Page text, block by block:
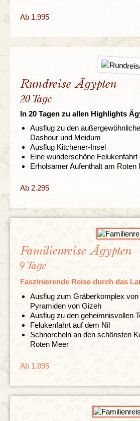
Ab 1.995
Rundreise Ägypten
20 Tage
In 20 Tagen zu allen Highlights
Ausflug zu den
Dashour und Meidum
Ausflug Kitchener-Insel
Eine wunderschöne Felukenfahrt
Erholsamer Aufenthalt am Roten
Ab 2.295
Familienreise Ägypten
9 Tage
Faszinierende Reise durch das
Ausflug zum Gräberkomplex
Pyramiden von Gizeh
Ausflug zu den geheimnisvollen
Felukenfahrt auf dem Nil
Schnorcheln an den schönsten
Roten Meer
Ab 1.895